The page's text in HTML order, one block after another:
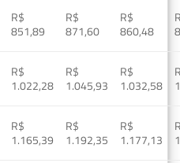
R$
851,89
R$
871,60
R$
860,48
R$
1.022,28
R$
1.045,93
R$
1.032,58
R$
1.165,39
R$
1.192,35
R$
1.177,13